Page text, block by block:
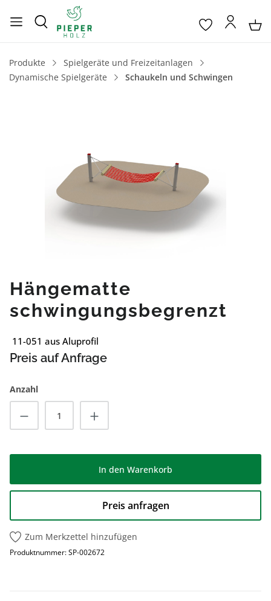
Produkte
Spielgeräte und Freizeitanlagen
Dynamische Spielgeräte
Schaukeln und Schwingen
Hängematte
schwingungsbegrenzt
11-051 aus Aluprofil
Preis auf Anfrage
Anzahl
Produkt Anzahl: Gib den gewünschten
In den Warenkorb
Preis anfragen
Zum Merkzettel hinzufügen
Produktnummer:SP-002672